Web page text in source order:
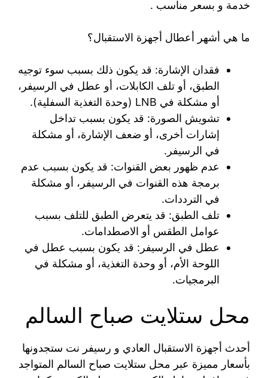
خدمة و بسعر مناسب .
ما هي أشهر أعطال أجهزة الاستقبال؟
فقدان الإشارة: قد يكون ذلك بسبب سوء توجيه
الطبق، أو تلف الكابلات، أو عطل في الرسيفر،
أو مشكلة في LNB (وحدة التغذية السفلية).
تشويش الصورة: قد يكون بسبب تداخل
إشارات أخرى، أو ضعف الإشارة، أو مشكلة
في الرسيفر.
عدم ظهور بعض القنوات: قد يكون بسبب عدم
برمجة هذه القنوات في الرسيفر، أو مشكلة
في الترددات.
تلف الطبق: قد يتعرض الطبق للتلف بسبب
عوامل الطقس أو الاصطدامات.
عطل في الرسيفر: قد يكون بسبب عطل في
اللوحة الأم، أو وحدة التغذية، أو مشكلة في
البرمجيات.
محل ستلايت صباح السالم
أحدث أجهزة الاستقبال العادي و رسيفر نت ستجدونها
بأسعار مميزة عبر محل ستلايت صباح السالم المتواجد